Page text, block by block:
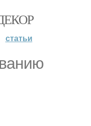
статьи